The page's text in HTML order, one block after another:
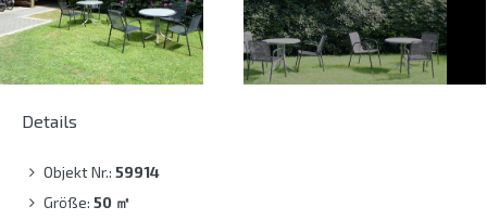
Details
Objekt Nr.: 59914
Größe: 50 ㎡